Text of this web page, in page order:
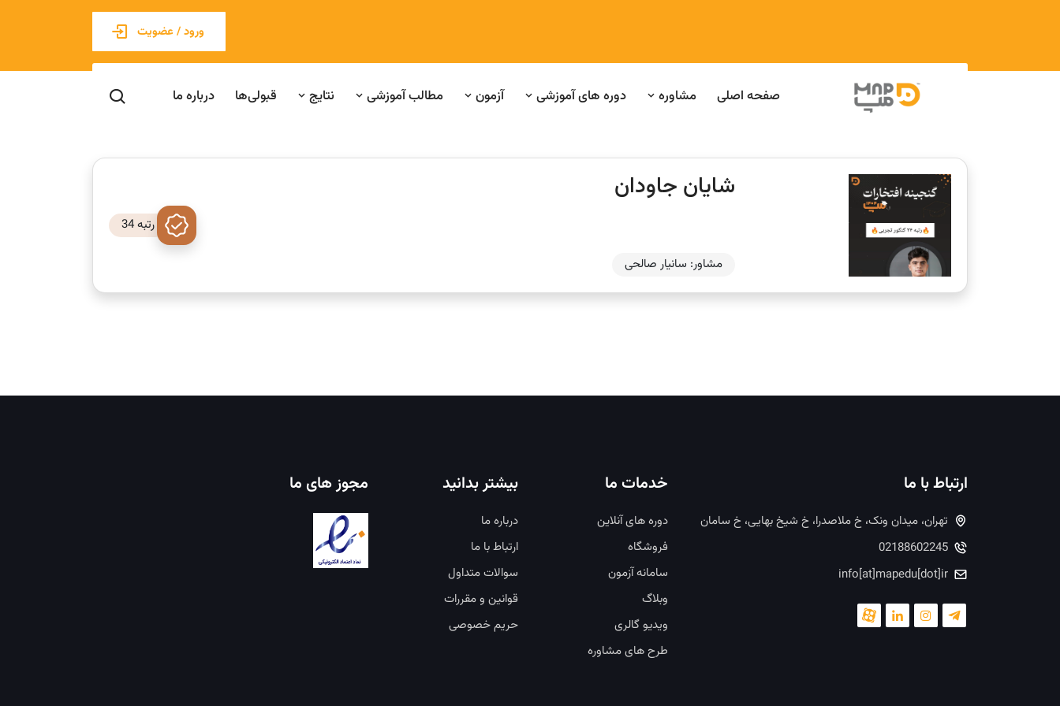
ورود / عضویت
صفحه اصلی مشاوره دوره های آموزشی آزمون مطالب آموزشی نتایج قبولی‌ها درباره ما
شایان جاودان
مشاور: سانیار صالحی
رتبه 34
ارتباط با ما
تهران، میدان ونک، خ ملاصدرا، خ شیخ بهایی، خ سامان
02188602245
info[at]mapedu[dot]ir
خدمات ما
دوره های آنلاین
فروشگاه
سامانه آزمون
وبلاگ
ویدیو گالری
طرح های مشاوره
بیشتر بدانید
درباره ما
ارتباط با ما
سوالات متداول
قوانین و مقررات
حریم خصوصی
مجوز های ما